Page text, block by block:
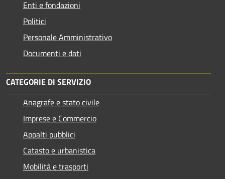
Enti e fondazioni
Politici
Personale Amministrativo
Documenti e dati
CATEGORIE DI SERVIZIO
Anagrafe e stato civile
Imprese e Commercio
Appalti pubblici
Catasto e urbanistica
Mobilità e trasporti